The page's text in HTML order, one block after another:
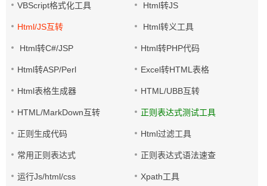
VBScript格式化工具 Html转JS
Html/JS互转 Html转义工具
Html转C#/JSP Html转PHP代码
Html转ASP/Perl Excel转HTML表格
Html表格生成器 HTML/UBB互转
HTML/MarkDown互转 正则表达式测试工具
正则生成代码 Html过滤工具
常用正则表达式 正则表达式语法速查
运行Js/html/css Xpath工具